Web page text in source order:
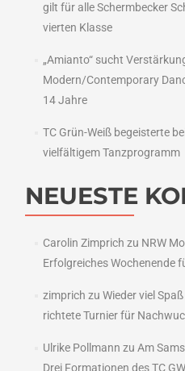
gilt für alle Schermbecker
vierten Klasse
„Amianto“ sucht
Modern/Contemporary
14 Jahre
TC Grün-Weiß begeisterte
vielfältigem Tanzprogramm
NEUESTE
Carolin Zimprich zu NRW
Erfolgreiches Wochenende
zimprich zu Wieder viel
richtete Turnier für
Ulrike Pollmann zu Am
Drei Formationen des TC